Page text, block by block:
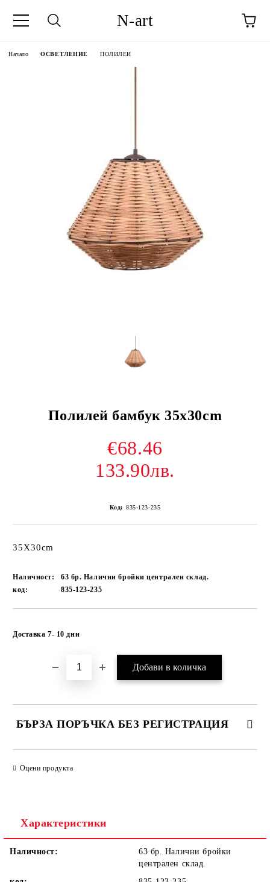
N-art
Начало ОСВЕТЛЕНИЕ ПОЛИЛЕИ
Полилей бамбук 35х30cm
€68.46
133.90лв.
Код: 835-123-235
35Х30cm
Наличност:
63 бр. Налични бройки централен склад.
код:
835-123-235
Доставка 7- 10 дни
БЪРЗА ПОРЪЧКА БЕЗ РЕГИСТРАЦИЯ
Оцени продукта
Характеристики
Наличност:
63 бр. Налични бройки
централен склад.